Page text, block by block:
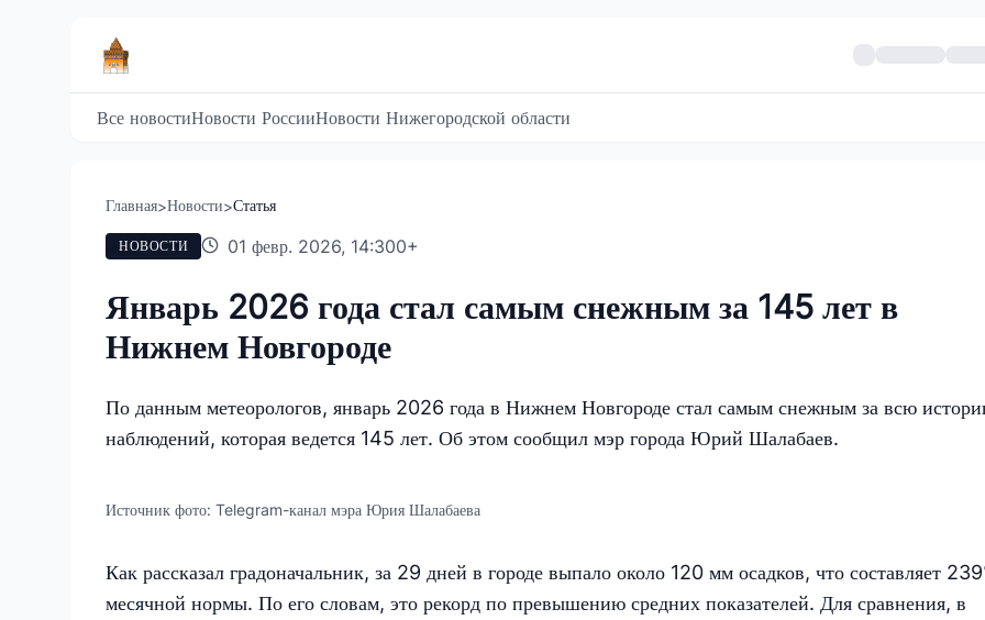
Все новостиНовости РоссииНовости Нижегородской области
Главная>Новости>Статья
НОВОСТИ 01 февр. 2026, 14:300+
Январь 2026 года стал самым снежным за 145 лет в
Нижнем Новгороде
По данным метеорологов, январь 2026 года в Нижнем Новгороде стал самым снежным за всю
наблюдений, которая ведется 145 лет. Об этом сообщил мэр города Юрий Шалабаев.
Источник фото: Telegram-канал мэра Юрия Шалабаева
Как рассказал градоначальник, за 29 дней в городе выпало около 120 мм осадков, что составляет
месячной нормы. По его словам, это рекорд по превышению средних показателей. Для сравнения, в